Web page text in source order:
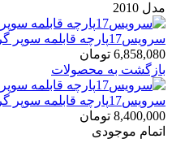
مدل 2010
سرویس17پارچه قابلمه سوپر گرانيت دسینی مدل 2010
6,858,080 تومان
بازگشت به محصولات
سرویس17پارچه قابلمه سوپر گرانيت دسینی مدل 2030
8,400,000 تومان
اتمام موجودی